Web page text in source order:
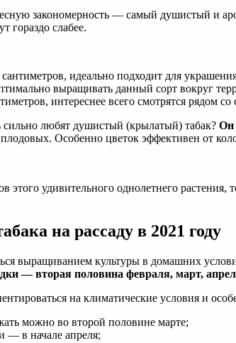
закономерность — самый душистый и
гораздо слабее.
идеально подходит для
выращивать данный сорт вокруг
интереснее всего смотрятся рядом
любят душистый (крылатый) табак? Он
Особенно цветок эффективен от
этого удивительного однолетнего
на рассаду в 2021 году
выращиванием культуры в домашних
— вторая половина февраля, март,
на климатические условия и
можно во второй половине марте;
— в начале апреля;